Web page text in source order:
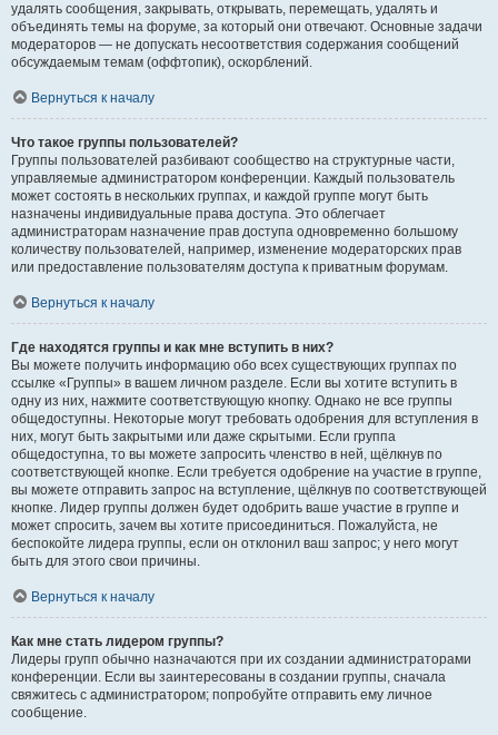
удалять сообщения, закрывать, открывать, перемещать, удалять и
объединять темы на форуме, за который они отвечают. Основные задачи
модераторов — не допускать несоответствия содержания сообщений
обсуждаемым темам (оффтопик), оскорблений.
Вернуться к началу
Что такое группы пользователей?
Группы пользователей разбивают сообщество на структурные части,
управляемые администратором конференции. Каждый пользователь
может состоять в нескольких группах, и каждой группе могут быть
назначены индивидуальные права доступа. Это облегчает
администраторам назначение прав доступа одновременно большому
количеству пользователей, например, изменение модераторских прав
или предоставление пользователям доступа к приватным форумам.
Вернуться к началу
Где находятся группы и как мне вступить в них?
Вы можете получить информацию обо всех существующих группах по
ссылке «Группы» в вашем личном разделе. Если вы хотите вступить в
одну из них, нажмите соответствующую кнопку. Однако не все группы
общедоступны. Некоторые могут требовать одобрения для вступления в
них, могут быть закрытыми или даже скрытыми. Если группа
общедоступна, то вы можете запросить членство в ней, щёлкнув по
соответствующей кнопке. Если требуется одобрение на участие в группе,
вы можете отправить запрос на вступление, щёлкнув по соответствующей
кнопке. Лидер группы должен будет одобрить ваше участие в группе и
может спросить, зачем вы хотите присоединиться. Пожалуйста, не
беспокойте лидера группы, если он отклонил ваш запрос; у него могут
быть для этого свои причины.
Вернуться к началу
Как мне стать лидером группы?
Лидеры групп обычно назначаются при их создании администраторами
конференции. Если вы заинтересованы в создании группы, сначала
свяжитесь с администратором; попробуйте отправить ему личное
сообщение.